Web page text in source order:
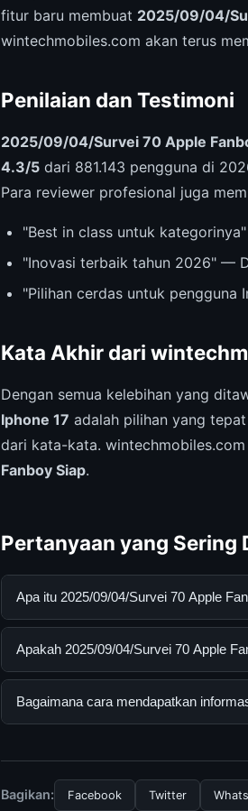
fitur baru membuat 2025/09/04/
wintechmobiles.com akan terus
Penilaian dan Testimoni
2025/09/04/Survei 70 Apple
4.3/5 dari 881.143 pengguna di
Para reviewer profesional juga
"Best in class untuk
"Inovasi terbaik tahun 2026" —
"Pilihan cerdas untuk
Kata Akhir dari
Dengan semua kelebihan yang
Iphone 17 adalah pilihan yang
dari kata-kata.
Fanboy Siap.
Pertanyaan yang Sering
Apa itu 2025/09/04/Survei 70 Apple
2025/09/04/Survei 70 Apple Fanboy
resmi dan mengikuti panduan yang
Apakah 2025/09/04/Survei 70 Apple
Ya, 2025/09/04/Survei 70 Apple
Bagaimana cara mendapatkan
dan terpercaya.
Bagikan: Facebook Twitter